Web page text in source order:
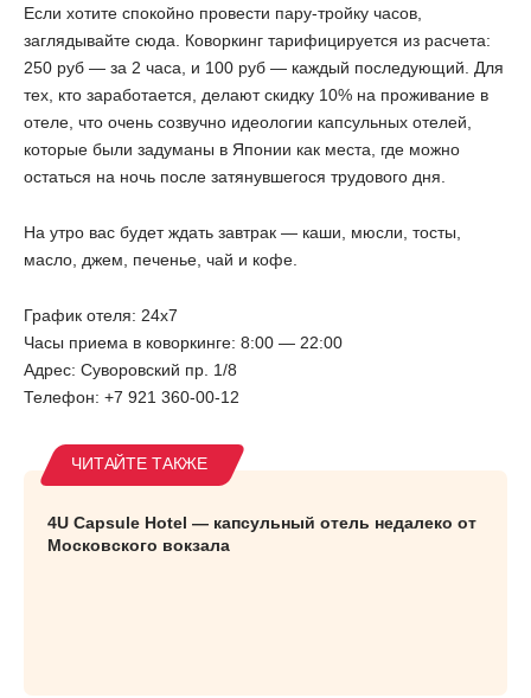
Если хотите спокойно провести пару-тройку часов,
заглядывайте сюда. Коворкинг тарифицируется из расчета:
250 руб — за 2 часа, и 100 руб — каждый последующий. Для
тех, кто заработается, делают скидку 10% на проживание в
отеле, что очень созвучно идеологии капсульных отелей,
которые были задуманы в Японии как места, где можно
остаться на ночь после затянувшегося трудового дня.
На утро вас будет ждать завтрак — каши, мюсли, тосты,
масло, джем, печенье, чай и кофе.
График отеля: 24х7
Часы приема в коворкинге: 8:00 — 22:00
Адрес: Суворовский пр. 1/8
Телефон: +7 921 360-00-12
4U Capsule Hotel — капсульный отель недалеко от
Московского вокзала